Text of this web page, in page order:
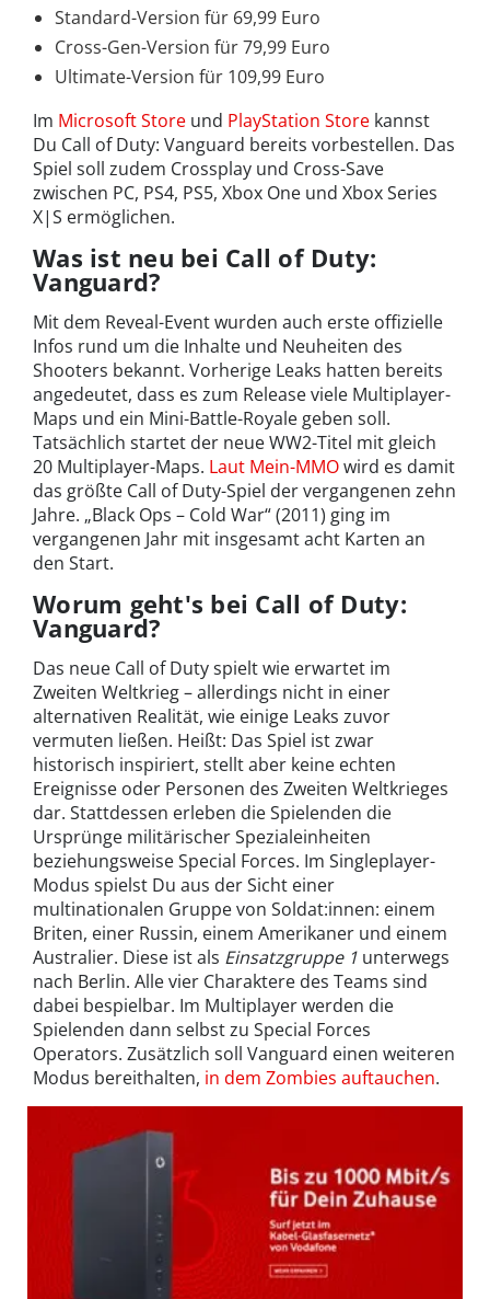
Standard-Version für 69,99 Euro
Cross-Gen-Version für 79,99 Euro
Ultimate-Version für 109,99 Euro
Im Microsoft Store und PlayStation Store kannst
Du Call of Duty: Vanguard bereits vorbestellen. Das
Spiel soll zudem Crossplay und Cross-Save
zwischen PC, PS4, PS5, Xbox One und Xbox Series
X|S ermöglichen.
Was ist neu bei Call of Duty:
Vanguard?
Mit dem Reveal-Event wurden auch erste offizielle
Infos rund um die Inhalte und Neuheiten des
Shooters bekannt. Vorherige Leaks hatten bereits
angedeutet, dass es zum Release viele Multiplayer-
Maps und ein Mini-Battle-Royale geben soll.
Tatsächlich startet der neue WW2-Titel mit gleich
20 Multiplayer-Maps. Laut Mein-MMOwird es damit
das größte Call of Duty-Spiel der vergangenen zehn
Jahre. „Black Ops – Cold War“ (2011) ging im
vergangenen Jahr mit insgesamt acht Karten an
den Start.
Worum geht's bei Call of Duty:
Vanguard?
Das neue Call of Duty spielt wie erwartet im
Zweiten Weltkrieg – allerdings nicht in einer
alternativen Realität, wie einige Leaks zuvor
vermuten ließen. Heißt: Das Spiel ist zwar
historisch inspiriert, stellt aber keine echten
Ereignisse oder Personen des Zweiten Weltkrieges
dar. Stattdessen erleben die Spielenden die
Ursprünge militärischer Spezialeinheiten
beziehungsweise Special Forces. Im Singleplayer-
Modus spielst Du aus der Sicht einer
multinationalen Gruppe von Soldat:innen: einem
Briten, einer Russin, einem Amerikaner und einem
Australier. Diese ist als Einsatzgruppe 1 unterwegs
nach Berlin. Alle vier Charaktere des Teams sind
dabei bespielbar. Im Multiplayer werden die
Spielenden dann selbst zu Special Forces
Operators. Zusätzlich soll Vanguard einen weiteren
Modus bereithalten, in dem Zombies auftauchen.